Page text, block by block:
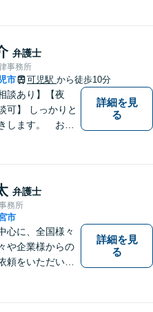
説明を心がけま
ご相談くださ
弁護士
事務所
市 可児駅 から徒歩10分
談あり】【夜
可】 しっかりと
します。 お気
詳細を見
る
弁護士
務所
市
心に、全国様々
や企業様からの
頼をいただいて
詳細を見
る